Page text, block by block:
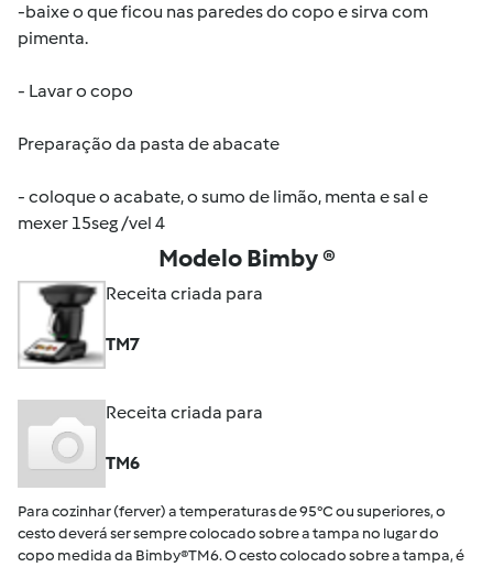
-baixe o que ficou nas paredes do copo e sirva com
pimenta.
- Lavar o copo
Preparação da pasta de abacate
- coloque o acabate, o sumo de limão, menta e sal e
mexer 15seg /vel 4
Modelo Bimby ®
Receita criada para
TM7
Receita criada para
TM6
Para cozinhar (ferver) a temperaturas de 95°C ou superiores, o
cesto deverá ser sempre colocado sobre a tampa no lugar do
copo medida da Bimby®TM6. O cesto colocado sobre a tampa, é